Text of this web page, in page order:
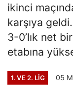
ikinci
karşıya
3-0’lık net
etabına
1. VE 2. LIG 05